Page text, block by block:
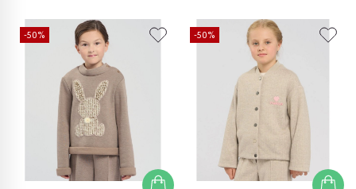
-50% -50%